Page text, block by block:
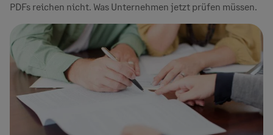
PDFs reichen nicht. Was Unternehmen jetzt prüfen müssen.